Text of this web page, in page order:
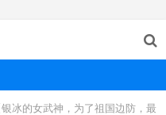
银冰的女武神，为了祖国边防，最